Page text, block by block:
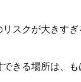
スクが大きす
きる場所は、